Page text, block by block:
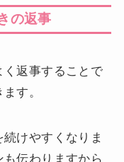
の返事
返事することで
す。
けやすくなりま
伝わりますから